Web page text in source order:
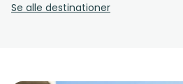
Se alle destinationer